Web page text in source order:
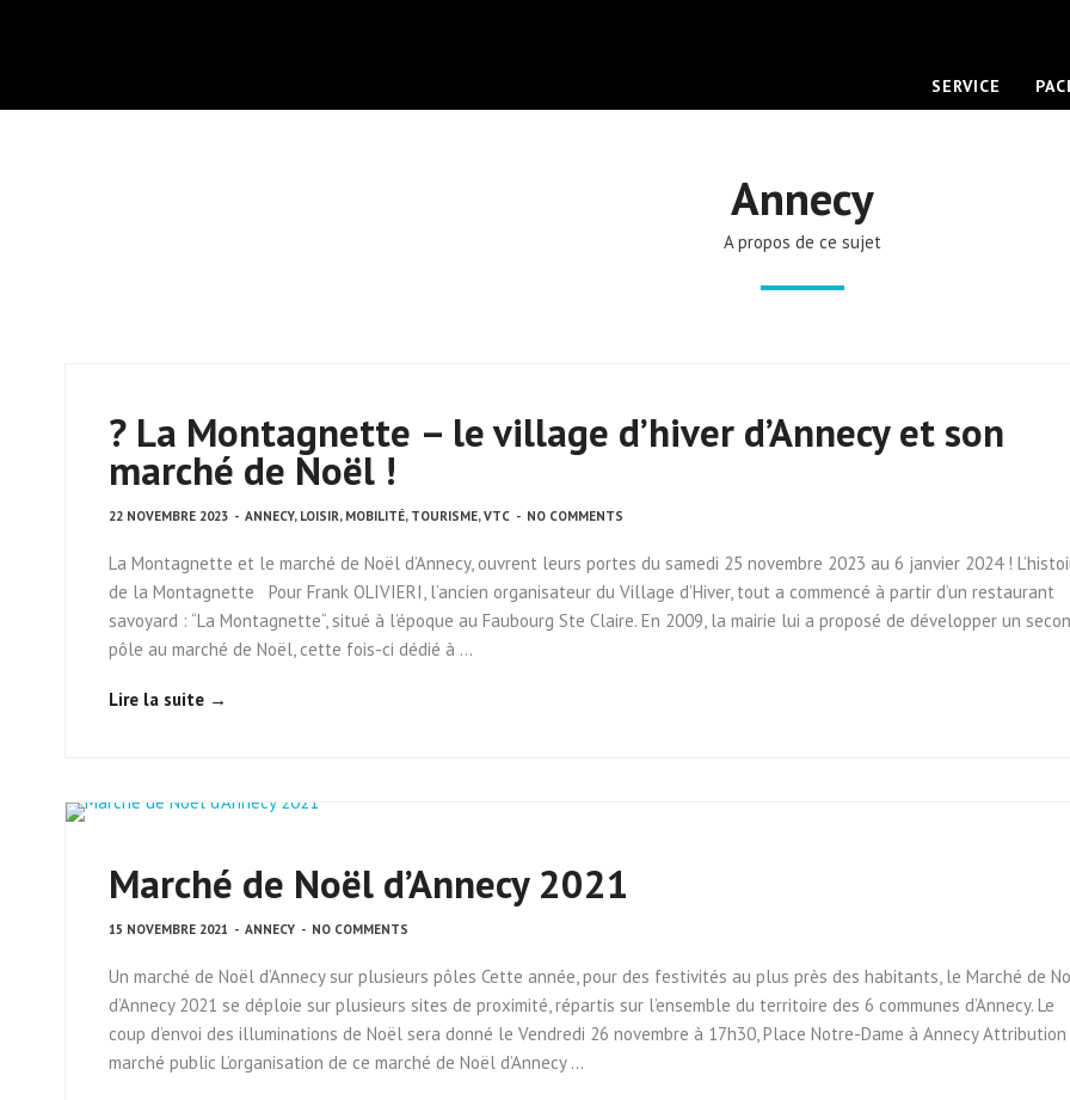
SERVICE
Annecy
A propos de ce sujet
? La Montagnette – le village d’hiver d’Annecy et son
marché de Noël !
22 NOVEMBRE 2023 - ANNECY, LOISIR, MOBILITÉ, TOURISME,VTC - NO COMMENTS
La Montagnette et le marché de Noël d’Annecy, ouvrent leurs portes du samedi 25 novembre 2023 au 6 janvier 2024 !
de la Montagnette Pour Frank OLIVIERI, l’ancien organisateur du Village d’Hiver, tout a commencé à partir d’un restaurant
savoyard : “La Montagnette“, situé à l’époque au Faubourg Ste Claire. En 2009, la mairie lui a proposé de développer un
pôle au marché de Noël, cette fois-ci dédié à …
Lire la suite →
Marché de Noël d’Annecy 2021
15 NOVEMBRE 2021 - ANNECY - NO COMMENTS
Un marché de Noël d’Annecy sur plusieurs pôles Cette année, pour des festivités au plus près des habitants, le Marché de
d’Annecy 2021 se déploie sur plusieurs sites de proximité, répartis sur l’ensemble du territoire des 6 communes d’Annecy. Le
coup d’envoi des illuminations de Noël sera donné le Vendredi 26 novembre à 17h30, Place Notre-Dame à Annecy
marché public L’organisation de ce marché de Noël d’Annecy …